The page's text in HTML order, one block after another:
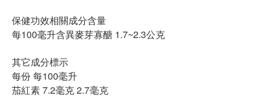
保健功效相關成分含量
每100毫升含異麥芽寡醣 1.7~2.3公克
其它成分標示
每份 每100毫升
茄紅素 7.2毫克 2.7毫克